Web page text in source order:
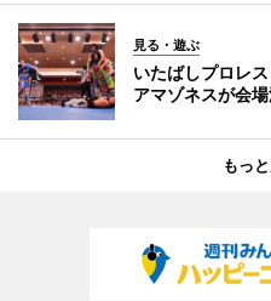
見る・遊ぶ
いたばしプロレ
アマゾネスが会
もっ